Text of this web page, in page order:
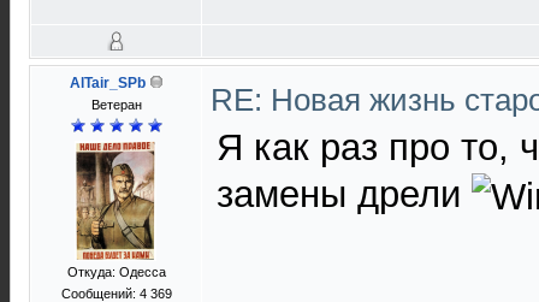
AlTair_SPb
Ветеран
Откуда: Одесса
Сообщений: 4 369
RE: Новая жизнь
Я как раз про то,
замены дрели